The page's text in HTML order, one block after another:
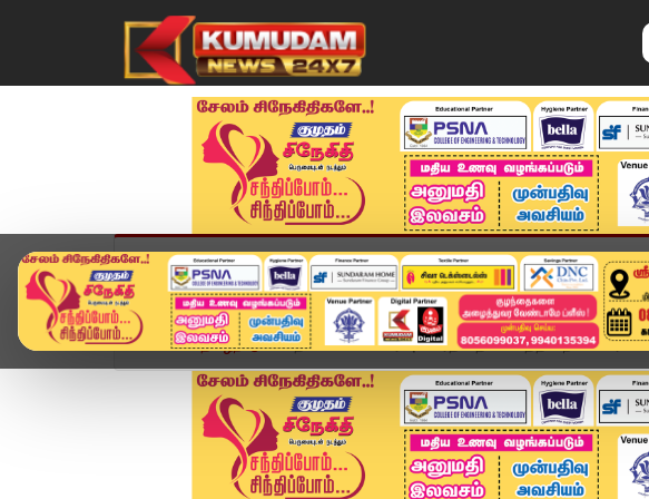
முகப்பு விளையாட்டு அண்மை தமிழ்நாடு சினிமா
Home தமிழ்நாடு தங்கம் விலை சரிவு: வாரத் தொடக்கத்தில் நகைப்பிரி...